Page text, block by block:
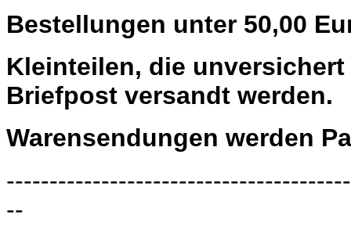
Bestellungen unter 50,00
Kleinteilen, die
Briefpost versandt werden.
Warensendungen werden
--